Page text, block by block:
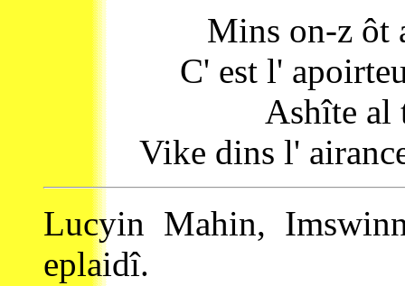
Mins on-z ôt
C' est l'
Ashîte al
Vike dins l'
Lucyin Mahin,
eplaidî.